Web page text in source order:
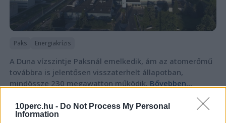
10perc.hu - Do Not Process My Personal
Information
Paks Energiakrízis
A Duna vízszintje Paksnál emelkedik, ám az atomerőmű
továbbra is jelentősen visszaterhelt állapotban,
mindössze 230 megawatton működik. Bővebben...
BELFÖLD 2026. augusztus 7.
Három jelöltből választ köztársasági elnököt